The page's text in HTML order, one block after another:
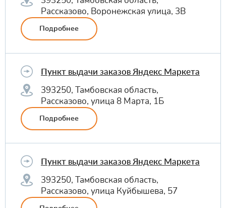
Рассказово, Воронежская улица, 3В
Подробнее
Пункт выдачи заказов Яндекс Маркета
393250, Тамбовская область,
Рассказово, улица 8 Марта, 1Б
Подробнее
Пункт выдачи заказов Яндекс Маркета
393250, Тамбовская область,
Рассказово, улица Куйбышева, 57